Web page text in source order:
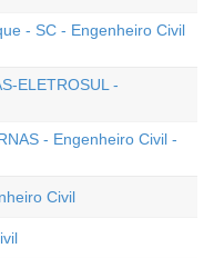
- SC - Engenheiro Civil
ELETROSUL -
- Engenheiro Civil -
Civil